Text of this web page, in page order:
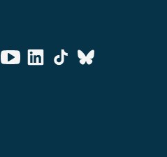
YoutubeLinkedinTiktok
Bluesky